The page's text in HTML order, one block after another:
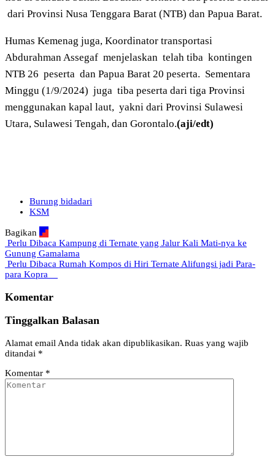
dari Provinsi Nusa Tenggara Barat (NTB) dan Papua Barat.
Humas Kemenag juga, Koordinator transportasi
Abdurahman Assegaf menjelaskan telah tiba kontingen
NTB 26 peserta dan Papua Barat 20 peserta. Sementara
Minggu (1/9/2024) juga tiba peserta dari tiga Provinsi
menggunakan kapal laut, yakni dari Provinsi Sulawesi
Utara, Sulawesi Tengah, dan Gorontalo.(aji/edt)
Burung bidadari
KSM
Bagikan
Perlu Dibaca Kampung di Ternate yang Jalur Kali Mati-nya ke
Gunung Gamalama
Perlu Dibaca Rumah Kompos di Hiri Ternate Alifungsi jadi Para-
para Kopra
Komentar
Tinggalkan Balasan
Alamat email Anda tidak akan dipublikasikan. Ruas yang wajib
ditandai *
Komentar *